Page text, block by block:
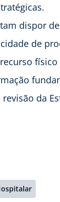
dispor
de
da